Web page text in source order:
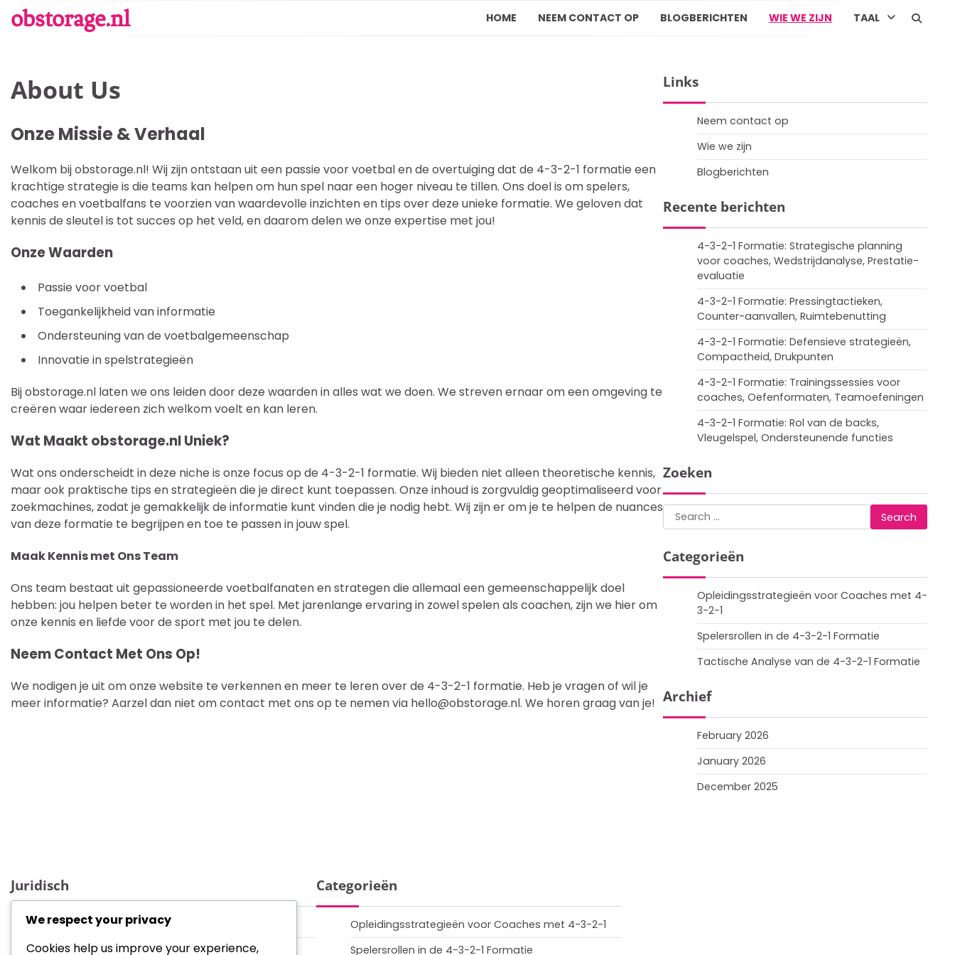
obstorage.nl HOME NEEM CONTACT OP BLOGBERICHTEN WIE WE ZIJN TAAL
About Us
Onze Missie & Verhaal
Welkom bij obstorage.nl! Wij zijn ontstaan uit een passie voor voetbal en de overtuiging dat de 4-3-2-1 formatie een
krachtige strategie is die teams kan helpen om hun spel naar een hoger niveau te tillen. Ons doel is om spelers,
coaches en voetbalfans te voorzien van waardevolle inzichten en tips over deze unieke formatie. We geloven dat
kennis de sleutel is tot succes op het veld, en daarom delen we onze expertise met jou!
Onze Waarden
Passie voor voetbal
Toegankelijkheid van informatie
Ondersteuning van de voetbalgemeenschap
Innovatie in spelstrategieën
Bij obstorage.nl laten we ons leiden door deze waarden in alles wat we doen. We streven ernaar om een omgeving te
creëren waar iedereen zich welkom voelt en kan leren.
Wat Maakt obstorage.nl Uniek?
Wat ons onderscheidt in deze niche is onze focus op de 4-3-2-1 formatie. Wij bieden niet alleen theoretische kennis,
maar ook praktische tips en strategieën die je direct kunt toepassen. Onze inhoud is zorgvuldig geoptimaliseerd voor
zoekmachines, zodat je gemakkelijk de informatie kunt vinden die je nodig hebt. Wij zijn er om je te helpen de nuances
van deze formatie te begrijpen en toe te passen in jouw spel.
Maak Kennis met Ons Team
Ons team bestaat uit gepassioneerde voetbalfanaten en strategen die allemaal een gemeenschappelijk doel
hebben: jou helpen beter te worden in het spel. Met jarenlange ervaring in zowel spelen als coachen, zijn we hier om
onze kennis en liefde voor de sport met jou te delen.
Neem Contact Met Ons Op!
We nodigen je uit om onze website te verkennen en meer te leren over de 4-3-2-1 formatie. Heb je vragen of wil je
meer informatie? Aarzel dan niet om contact met ons op te nemen via hello@obstorage.nl. We horen graag van je!
Links
Neem contact op
Wie we zijn
Blogberichten
Recente berichten
4-3-2-1 Formatie: Strategische planning
voor coaches, Wedstrijdanalyse, Prestatie-
evaluatie
4-3-2-1 Formatie: Pressingtactieken,
Counter-aanvallen, Ruimtebenutting
4-3-2-1 Formatie: Defensieve strategieën,
Compactheid, Drukpunten
4-3-2-1 Formatie: Trainingssessies voor
coaches, Oefenformaten, Teamoefeningen
4-3-2-1 Formatie: Rol van de backs,
Vleugelspel, Ondersteunende functies
Zoeken
Search
for:
Categorieën
Opleidingsstrategieën voor Coaches met 4-
3-2-1
Spelersrollen in de 4-3-2-1 Formatie
Tactische Analyse van de 4-3-2-1 Formatie
Archief
February 2026
January 2026
December 2025
Juridisch
Wie we zijn
Cookievoorkeuren
Categorieën
Opleidingsstrategieën voor Coaches met 4-3-2-1
Spelersrollen in de 4-3-2-1 Formatie
We respect your privacy
Cookies help us improve your experience,